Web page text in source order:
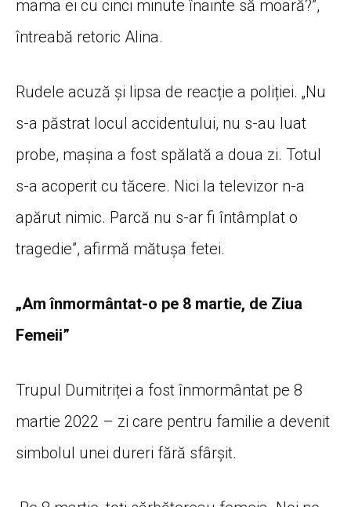
mama ei cu cinci minute înainte să moară?”,
întreabă retoric Alina.
Rudele acuză și lipsa de reacție a poliției. „Nu
s-a păstrat locul accidentului, nu s-au luat
probe, mașina a fost spălată a doua zi. Totul
s-a acoperit cu tăcere. Nici la televizor n-a
apărut nimic. Parcă nu s-ar fi întâmplat o
tragedie”, afirmă mătușa fetei.
„Am înmormântat-o pe 8 martie, de Ziua
Femeii”
Trupul Dumitriței a fost înmormântat pe 8
martie 2022 – zi care pentru familie a devenit
simbolul unei dureri fără sfârșit.